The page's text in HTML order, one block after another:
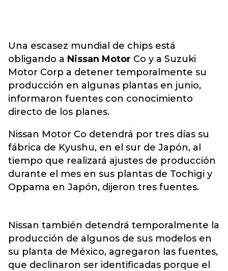
Una escasez mundial de chips está
obligando a Nissan Motor Co y a Suzuki
Motor Corp a detener temporalmente su
producción en algunas plantas en junio,
informaron fuentes con conocimiento
directo de los planes.
Nissan Motor Co detendrá por tres días su
fábrica de Kyushu, en el sur de Japón, al
tiempo que realizará ajustes de producción
durante el mes en sus plantas de Tochigi y
Oppama en Japón, dijeron tres fuentes.
Nissan también detendrá temporalmente la
producción de algunos de sus modelos en
su planta de México, agregaron las fuentes,
que declinaron ser identificadas porque el